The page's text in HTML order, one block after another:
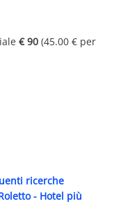
€ 90 (45.00 € per
ricerche
- Hotel più